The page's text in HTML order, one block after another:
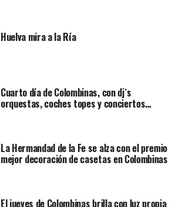
Huelva mira a la Ría
Cuarto día de Colombinas, con dj´s
orquestas, coches topes y conciertos…
La Hermandad de la Fe se alza con el premio
mejor decoración de casetas en Colombinas
El jueves de Colombinas brilla con luz propia